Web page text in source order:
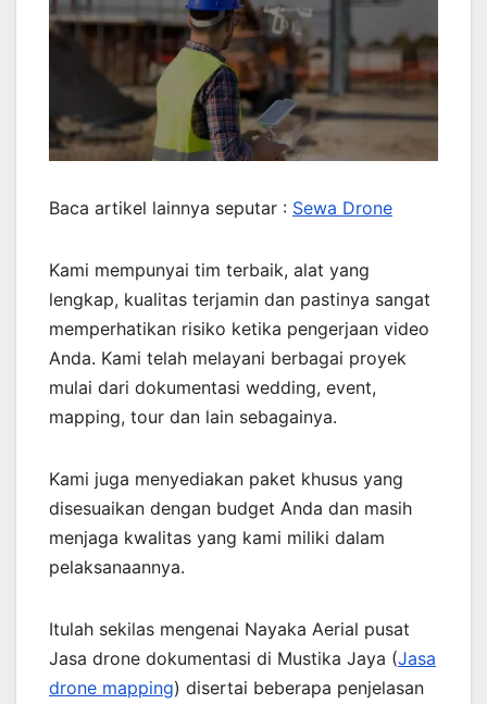
Baca artikel lainnya seputar : Sewa Drone
Kami mempunyai tim terbaik, alat yang
lengkap, kualitas terjamin dan pastinya sangat
memperhatikan risiko ketika pengerjaan video
Anda. Kami telah melayani berbagai proyek
mulai dari dokumentasi wedding, event,
mapping, tour dan lain sebagainya.
Kami juga menyediakan paket khusus yang
disesuaikan dengan budget Anda dan masih
menjaga kwalitas yang kami miliki dalam
pelaksanaannya.
Itulah sekilas mengenai Nayaka Aerial pusat
Jasa drone dokumentasi di Mustika Jaya (Jasa
drone mapping) disertai beberapa penjelasan